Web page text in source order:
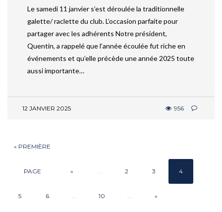
Le samedi 11 janvier s’est déroulée la traditionnelle
galette/ raclette du club. L’occasion parfaite pour
partager avec les adhérents Notre président,
Quentin, a rappelé que l’année écoulée fut riche en
événements et qu’elle précède une année 2025 toute
aussi importante…
12 JANVIER 2025 956
« PREMIÈRE
PAGE « 2 3 4
5 6 10 »